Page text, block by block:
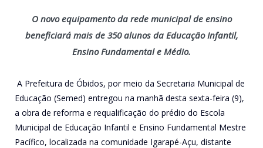
O novo equipamento da rede municipal de ensino
beneficiará mais de 350 alunos da Educação Infantil,
Ensino Fundamental e Médio.
A Prefeitura de Óbidos, por meio da Secretaria Municipal de
Educação (Semed) entregou na manhã desta sexta-feira (9),
a obra de reforma e requalificação do prédio do Escola
Municipal de Educação Infantil e Ensino Fundamental Mestre
Pacífico, localizada na comunidade Igarapé-Açu, distante